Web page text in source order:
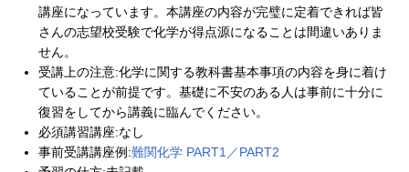
講座になっています。本講座の内容が完璧に定着できれば皆
さんの志望校受験で化学が得点源になることは間違いありま
せん。
受講上の注意:化学に関する教科書基本事項の内容を身に着け
ていることが前提です。基礎に不安のある人は事前に十分に
復習をしてから講義に臨んでください。
必須講習講座:なし
事前受講講座例:難関化学 PART1／PART2